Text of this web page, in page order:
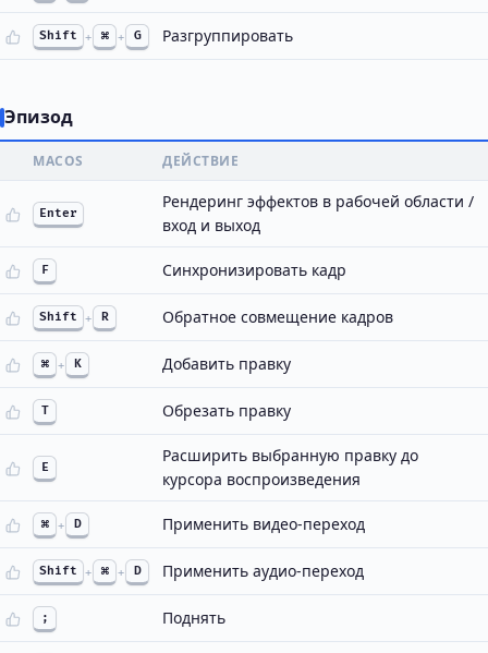
Shift + ⌘ + G Разгруппировать
Эпизод
MACOS ДЕЙСТВИЕ
Enter
Рендеринг эффектов в рабочей области /
вход и выход
F Синхронизировать кадр
Shift + R Обратное совмещение кадров
⌘ + K Добавить правку
T Обрезать правку
E
Расширить выбранную правку до
курсора воспроизведения
⌘ + D Применить видео-переход
Shift + ⌘ + D Применить аудио-переход
; Поднять